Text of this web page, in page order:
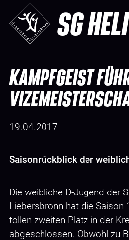
SG HELI
KAMPFGEIST
19.04.2017
Saisonrückblick der
Die weibliche D-Jugend der
Liebersbronn hat die
tollen zweiten Platz in der
abgeschlossen. Obwohl zu